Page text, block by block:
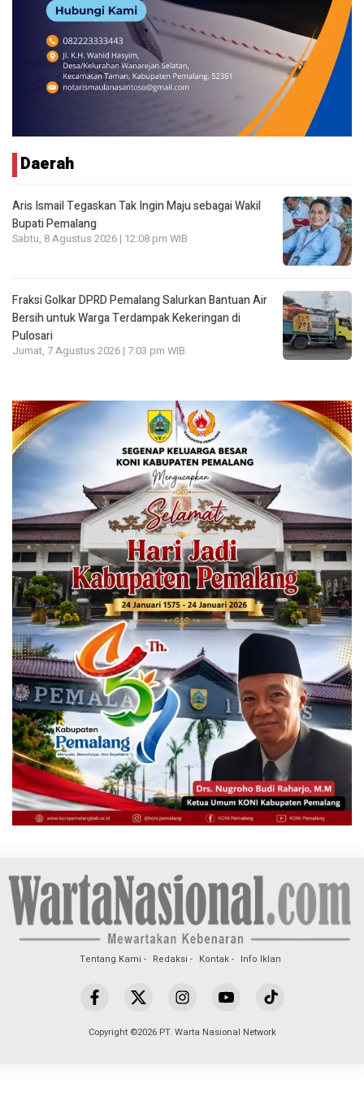
Daerah
Aris Ismail Tegaskan Tak Ingin Maju sebagai Wakil
Bupati Pemalang
Sabtu, 8 Agustus 2026 | 12:08 pm WIB
Fraksi Golkar DPRD Pemalang Salurkan Bantuan Air
Bersih untuk Warga Terdampak Kekeringan di
Pulosari
Jumat, 7 Agustus 2026 | 7:03 pm WIB
Tentang Kami Redaksi Kontak Info Iklan
Copyright ©2026 PT. Warta Nasional Network